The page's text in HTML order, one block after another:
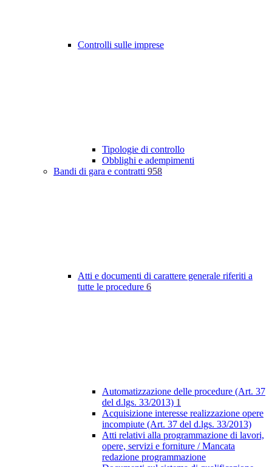
Controlli sulle imprese
Tipologie di controllo
Obblighi e adempimenti
Bandi di gara e contratti 958
Atti e documenti di carattere generale riferiti a
tutte le procedure 6
Automatizzazione delle procedure (Art. 37
del d.lgs. 33/2013) 1
Acquisizione interesse realizzazione opere
incompiute (Art. 37 del d.lgs. 33/2013)
Atti relativi alla programmazione di lavori,
opere, servizi e forniture / Mancata
redazione programmazione